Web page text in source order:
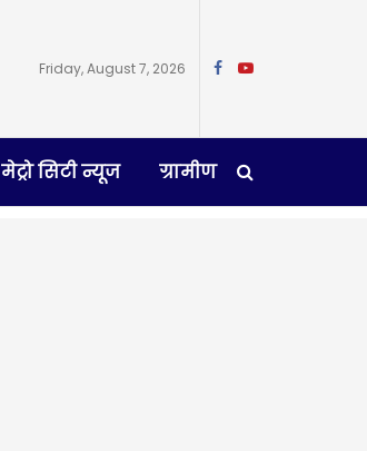
Friday, August 7, 2026
मेट्रो सिटी न्यूज ग्रामीण